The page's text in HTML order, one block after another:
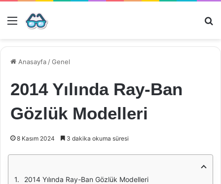
Menü
Anasayfa /Genel
2014 Yılında Ray-Ban
Gözlük Modelleri
8 Kasım 2024 3 dakika okuma süresi
2014 Yılında Ray-Ban Gözlük Modelleri